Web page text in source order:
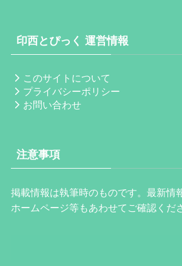
印西とぴっく 運営情報
このサイトについて
プライバシーポリシー
お問い合わせ
注意事項
掲載情報は執筆時のものです。最新情
ホームページ等もあわせてご確認くだ